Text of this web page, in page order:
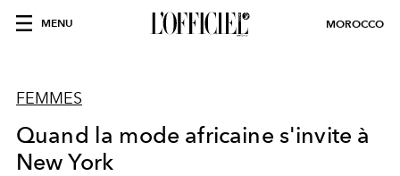
MENU MOROCCO
FEMMES
Quand la mode africaine s'invite à
New York